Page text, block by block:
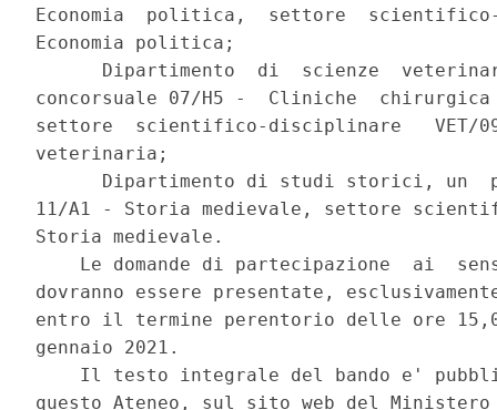
Economia  politica,  settore
Economia politica;
Dipartimento  di  scienze
concorsuale 07/H5 -  Cliniche
settore  scientifico-disciplinare
veterinaria;
Dipartimento di studi storici, un
11/A1 - Storia medievale, settore
Storia medievale.
Le domande di partecipazione  ai
dovranno essere presentate,
entro il termine perentorio delle ore
gennaio 2021.
Il testo integrale del bando e'
questo Ateneo, sul sito web del